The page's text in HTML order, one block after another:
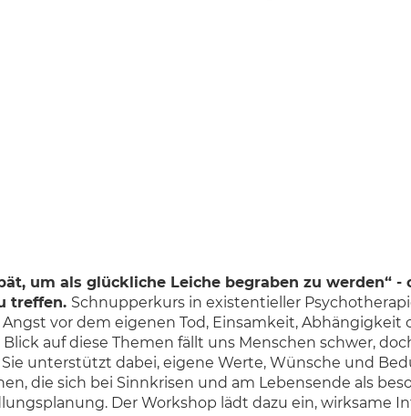
um als glückliche Leiche begraben zu werden“
treffen. Schnupperkurs in existentieller
vor dem eigenen Tod, Einsamkeit, Abhängigkeit
auf diese Themen fällt uns Menschen schwer,
unterstützt dabei, eigene Werte, Wünsche und
die sich bei Sinnkrisen und am Lebensende als
Der Workshop lädt dazu ein, wirksame